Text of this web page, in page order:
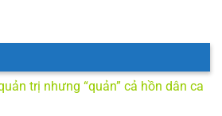
trị nhưng “quản” cả hồn dân ca